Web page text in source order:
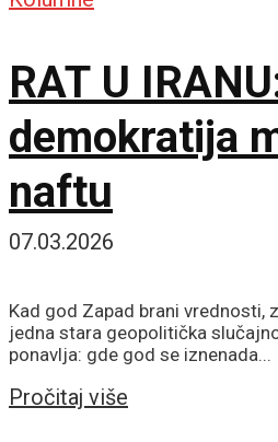
RAT U
demokratija
naftu
07.03.2026
Kad god Zapad brani vrednosti,
jedna stara geopolitička
ponavlja: gde god se iznenada...
Pročitaj više